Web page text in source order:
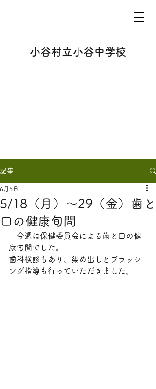
小谷村立小谷中学校
記事
5/18（月）～29（金）歯と
口の健康旬間
6月5日
今週は保健委員会による歯と口の健
康旬間でした。
歯科検診もあり、染め出しとブラッシ
ング指導も行っていただきました。